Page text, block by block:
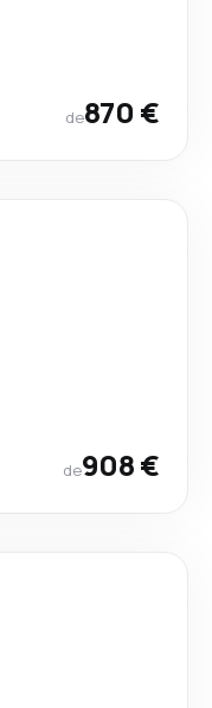
de870 €
de908 €